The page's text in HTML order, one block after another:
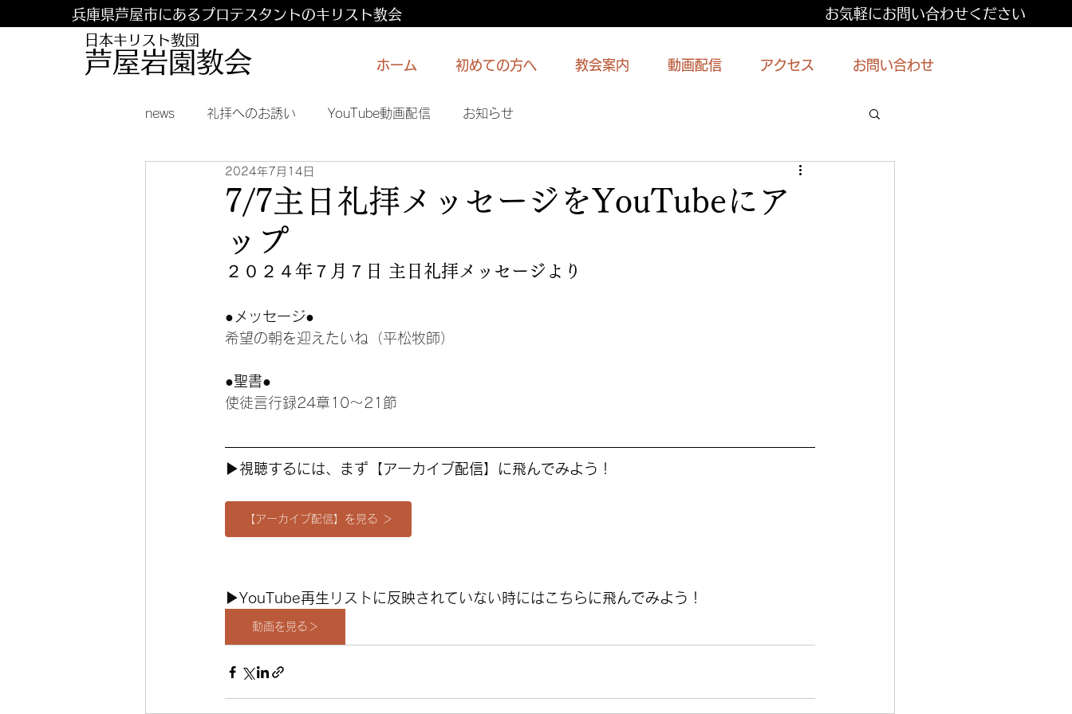
兵庫県芦屋市にあるプロテスタントのキリスト教会
お気軽にお問い合わせください
日本キリスト教団
​​芦屋岩園教会 ホーム 初めての方へ 教会案内 動画配信 アクセス お問い合わせ
news 礼拝へのお誘い YouTube動画配信 お知らせ
7/7主日礼拝メッセージをYouTubeにア
ップ
2024年7月14日
２０２４年７月７日 主日礼拝メッセージより
●メッセージ●
希望の朝を迎えたいね（平松牧師）
●聖書●
使徒言行録24章10〜21節
▶︎視聴するには、まず【 アーカイブ配信】に飛んでみよう ！
【アーカイブ配信】を見る ＞
▶︎YouTube再生リストに反映されていない時にはこちら に飛んでみよう ！
動画を見る＞